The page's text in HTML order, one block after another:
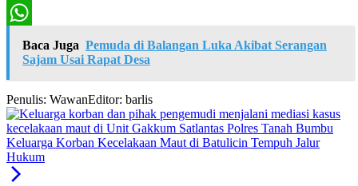
Print
WhatsApp
Baca Juga Pemuda di Balangan Luka Akibat Serangan
Sajam Usai Rapat Desa
Penulis: WawanEditor: barlis
Keluarga Korban Kecelakaan Maut di Batulicin Tempuh Jalur
Hukum